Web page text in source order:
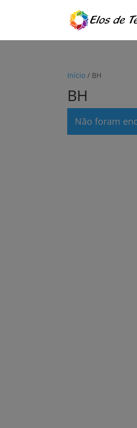
Início / BH
BH
Não foram